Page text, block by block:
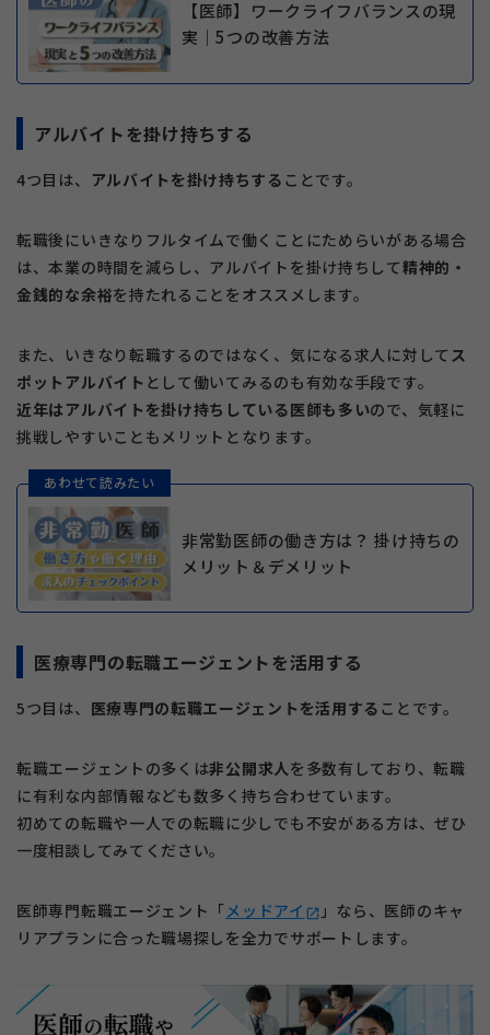
【医師】ワークライフバランスの現
実｜5つの改善方法
アルバイトを掛け持ちする
4つ目は、 アルバイトを掛け持ちする ことです。
転職後にいきなりフルタイムで働くことにためらいがある場合
は、本業の時間を減らし、アルバイトを掛け持ちして精神的・
金銭的な余裕を持たれることをオススメします。
また、いきなり転職するのではなく、気になる求人に対して ス
ポットアルバイト として働いてみるのも有効な手段です。
近年はアルバイトを掛け持ちしている医師も多いので、気軽に
挑戦しやすいこともメリットとなります。
あわせて読みたい
非常勤医師の働き方は？ 掛け持ちの
メリット＆デメリット
医療専門の転職エージェントを活用する
5つ目は、 医療専門の転職エージェントを活用する ことです。
転職エージェントの多くは非公開求人を多数有しており、転職
に有利な内部情報なども数多く持ち合わせています。
初めての転職や一人での転職に少しでも不安がある方は、ぜひ
一度相談してみてください。
医師専門転職エージェント「メッドアイ open_in_new 」なら、医師のキャ
リアプランに合った職場探しを全力でサポートします。